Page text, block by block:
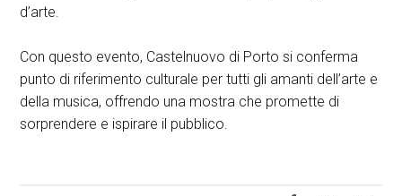
d’arte.
Con questo evento, Castelnuovo di Porto si conferma
punto di riferimento culturale per tutti gli amanti dell’arte e
della musica, offrendo una mostra che promette di
sorprendere e ispirare il pubblico.